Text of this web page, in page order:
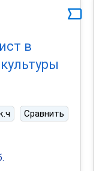
в
Сравнить